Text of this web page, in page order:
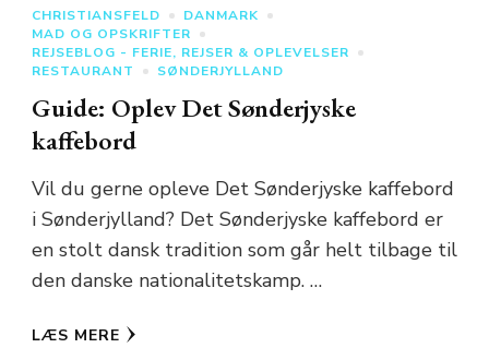
CHRISTIANSFELD
DANMARK
MAD OG OPSKRIFTER
REJSEBLOG - FERIE, REJSER & OPLEVELSER
RESTAURANT
SØNDERJYLLAND
Guide: Oplev Det Sønderjyske
kaffebord
Vil du gerne opleve Det Sønderjyske kaffebord
i Sønderjylland? Det Sønderjyske kaffebord er
en stolt dansk tradition som går helt tilbage til
den danske nationalitetskamp. …
LÆS MERE